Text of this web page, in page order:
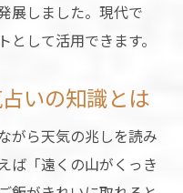
展しました。現代で
して活用できます。
いの知識とは
がら天気の兆しを読み
ば「遠くの山がくっき